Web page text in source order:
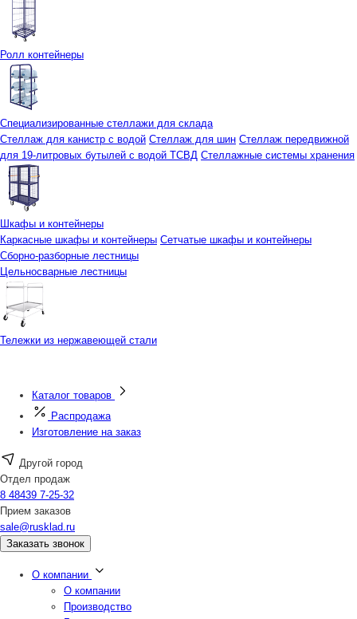
Ролл контейнеры
Специализированные стеллажи для склада
Стеллаж для канистр с водой Стеллаж для шин Стеллаж передвижной
для 19-литровых бутылей с водой ТСВД Стеллажные системы хранения
Шкафы и контейнеры
Каркасные шкафы и контейнеры Сетчатые шкафы и контейнеры
Сборно-разборные лестницы
Цельносварные лестницы
Тележки из нержавеющей стали
Каталог товаров
Распродажа
Изготовление на заказ
Другой город
Отдел продаж
8 48439 7-25-32
Прием заказов
sale@rusklad.ru
Заказать звонок
О компании
О компании
Производство